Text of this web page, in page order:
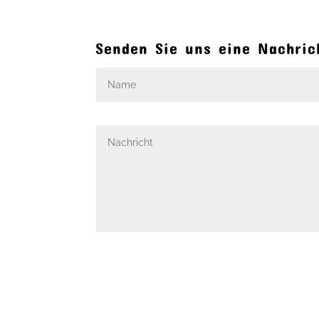
Senden Sie uns eine